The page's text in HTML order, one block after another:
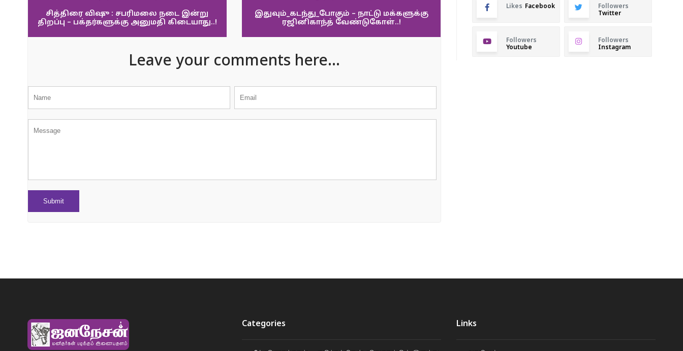
சித்திரை விஷு : சபரிமலை நடை இன்று
திறப்பு – பக்தர்களுக்கு அனுமதி கிடையாது..!
இதுவும்_கடந்து_போகும் – நாட்டு மக்களுக்கு
ரஜினிகாந்த் வேண்டுகோள்..!
Leave your comments here...
Likes Facebook
Followers
Twitter
Followers
Youtube
Followers
Instagram
Categories Links